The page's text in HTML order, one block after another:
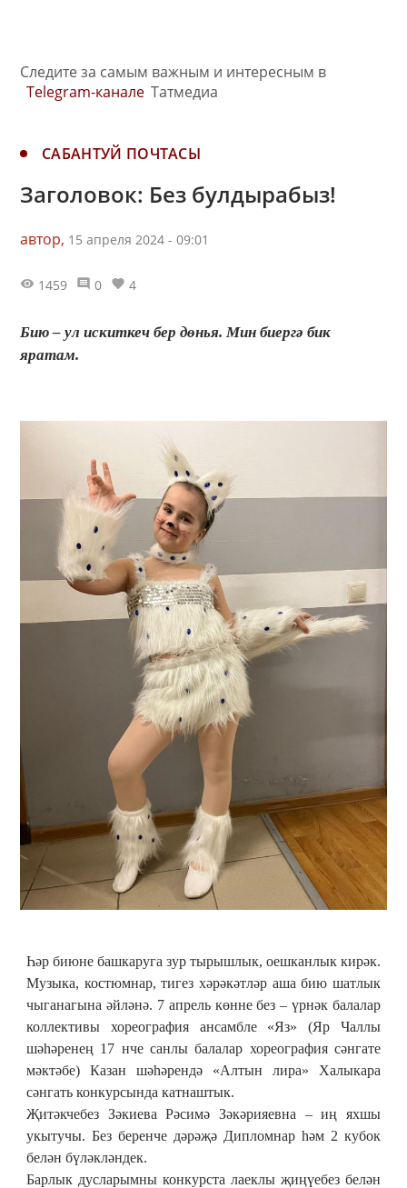
Следите за самым важным и интересным в
Telegram-канале Татмедиа
САБАНТУЙ ПОЧТАСЫ
Заголовок: Без булдырабыз!
автор, 15 апреля 2024 - 09:01
1459 0 4
Бию – ул искиткеч бер дөнья. Мин биергә бик
яратам.
Һәр биюне башкаруга зур тырышлык, оешканлык кирәк.
Музыка, костюмнар, тигез хәрәкәтләр аша бию шатлык
чыганагына әйләнә. 7 апрель көнне без – үрнәк балалар
коллективы хореография ансамбле «Яз» (Яр Чаллы
шәһәренең 17 нче санлы балалар хореография сәнгате
мәктәбе) Казан шәһәрендә «Алтын лира» Халыкара
сәнгать конкурсында катнаштык.
Җитәкчебез Зәкиева Рәсимә Зәкәрияевна – иң яхшы
укытучы. Без беренче дәрәҗә Дипломнар һәм 2 кубок
белән бүләкләндек.
Барлык дусларымны конкурста лаеклы җиңүебез белән